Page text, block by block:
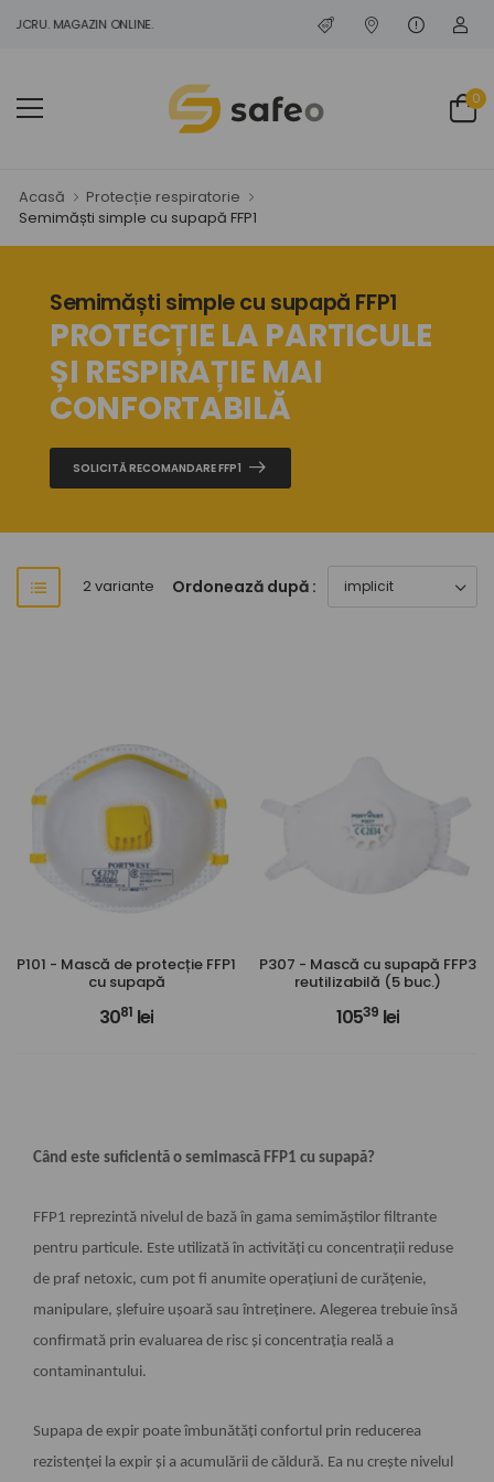
MAGAZIN ONLINE.
0
Acasă
Protecție respiratorie
Semimăști simple cu supapă FFP1
Semimăști simple cu supapă FFP1
PROTECȚIE LA PARTICULE
ȘI RESPIRAȚIE MAI
CONFORTABILĂ
SOLICITĂ RECOMANDARE FFP1
2 variante Ordonează după :
P101 - Mască de protecție FFP1
cu supapă
3081 lei
P307 - Mască cu supapă FFP3
reutilizabilă (5 buc.)
10539 lei
Când este suficientă o semimască FFP1 cu supapă?
FFP1 reprezintă nivelul de bază în gama semimăștilor filtrante
pentru particule. Este utilizată în activități cu concentrații reduse
de praf netoxic, cum pot fi anumite operațiuni de curățenie,
manipulare, șlefuire ușoară sau întreținere. Alegerea trebuie însă
confirmată prin evaluarea de risc și concentrația reală a
contaminantului.
Supapa de expir poate îmbunătăți confortul prin reducerea
rezistenței la expir și a acumulării de căldură. Ea nu crește nivelul